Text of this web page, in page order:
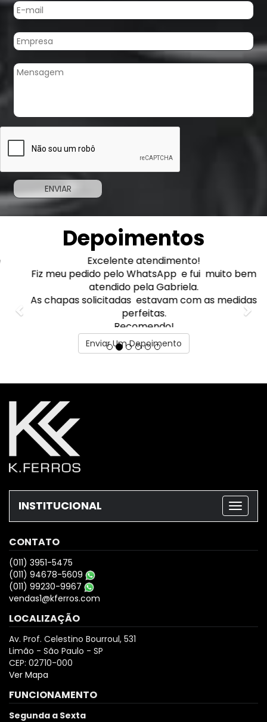
Depoimentos
Excelente atendimento!
Fiz meu pedido pelo WhatsApp e fui muito bem
atendido pela Gabriela.
As chapas solicitadas estavam com as medidas
perfeitas.
Recomendo!
Marcelo Adorno
CONTATO
(011) 3951-5475
(011) 94678-5609
(011) 99230-9967
vendas1@kferros.com
LOCALIZAÇÃO
Av. Prof. Celestino Bourroul, 531
Limão - São Paulo - SP
CEP: 02710-000
Ver Mapa